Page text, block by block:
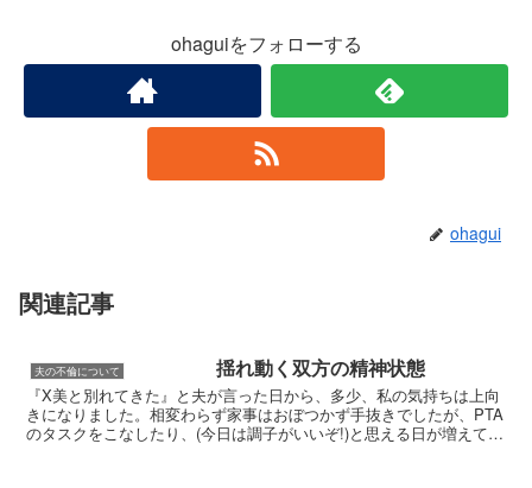
ohaguiをフォローする
ohagui
関連記事
夫の不倫について 揺れ動く双方の精神状態
『X美と別れてきた』と夫が言った日から、多少、私の気持ちは上向
きになりました。相変わらず家事はおぼつかず手抜きでしたが、PTA
のタスクをこなしたり、(今日は調子がいいぞ!)と思える日が増えてい